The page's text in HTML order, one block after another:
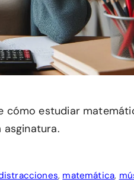
cómo estudiar
, matemática,